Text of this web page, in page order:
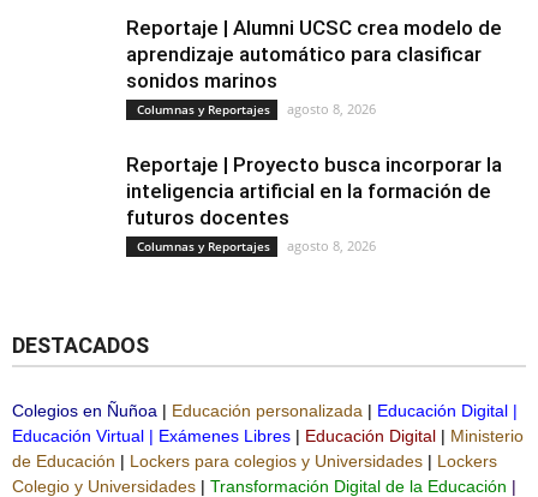
Reportaje | Alumni UCSC crea modelo de
aprendizaje automático para clasificar
sonidos marinos
Columnas y Reportajes agosto 8, 2026
Reportaje | Proyecto busca incorporar la
inteligencia artificial en la formación de
futuros docentes
Columnas y Reportajes agosto 8, 2026
DESTACADOS
Colegios en Ñuñoa | Educación personalizada | Educación Digital |
Educación Virtual | Exámenes Libres | Educación Digital | Ministerio
de Educación | Lockers para colegios y Universidades | Lockers
Colegio y Universidades | Transformación Digital de la Educación |